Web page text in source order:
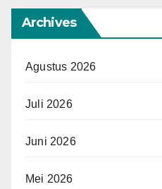
Archives
Agustus 2026
Juli 2026
Juni 2026
Mei 2026